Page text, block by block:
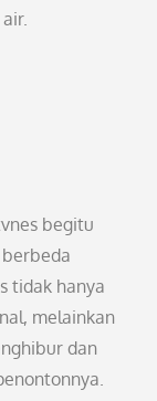
begitu
tidak hanya
melainkan
dan